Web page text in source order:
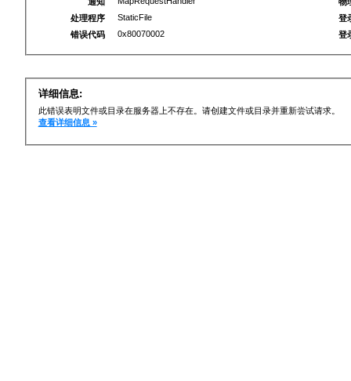
处理程序
StaticFile
错误代码
0x80070002
登
登
详细信息:
此错误表明文件或目录在服务器上不存在。请创建文件或目录并重新尝试请求。
查看详细信息 »